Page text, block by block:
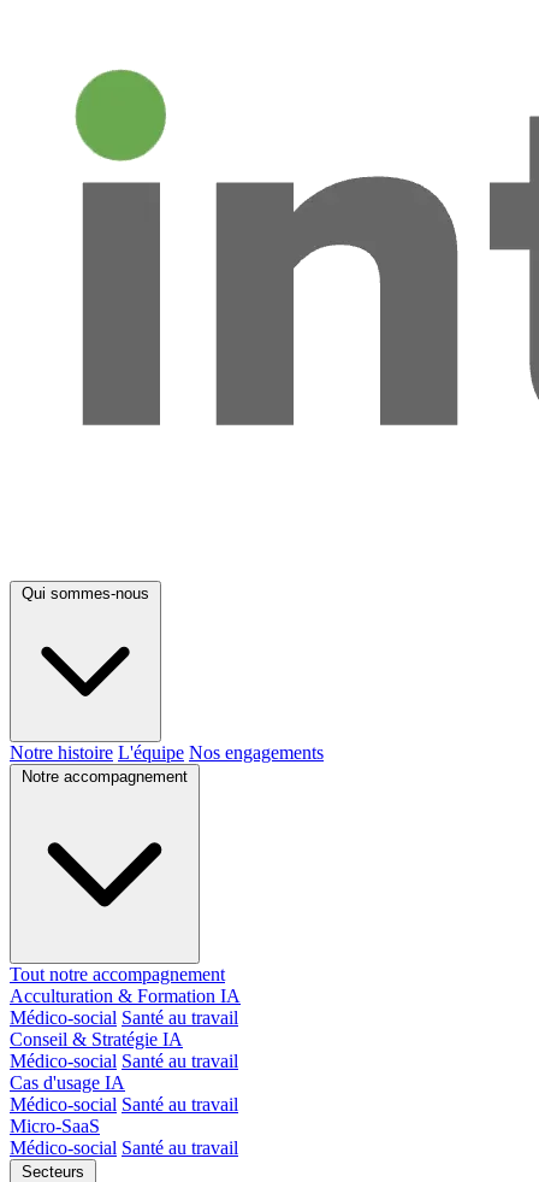
Qui sommes-nous
Notre histoire L'équipe Nos engagements
Notre accompagnement
Tout notre accompagnement
Acculturation & Formation IA
Médico-social Santé au travail
Conseil & Stratégie IA
Médico-social Santé au travail
Cas d'usage IA
Médico-social Santé au travail
Micro-SaaS
Médico-social Santé au travail
Secteurs